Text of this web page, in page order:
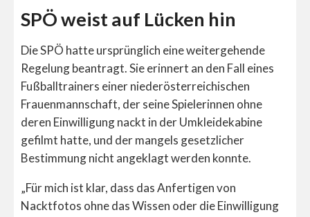
SPÖ weist auf Lücken hin
Die SPÖ hatte ursprünglich eine weitergehende
Regelung beantragt. Sie erinnert an den Fall eines
Fußballtrainers einer niederösterreichischen
Frauenmannschaft, der seine Spielerinnen ohne
deren Einwilligung nackt in der Umkleidekabine
gefilmt hatte, und der mangels gesetzlicher
Bestimmung nicht angeklagt werden konnte.
„Für mich ist klar, dass das Anfertigen von
Nacktfotos ohne das Wissen oder die Einwilligung